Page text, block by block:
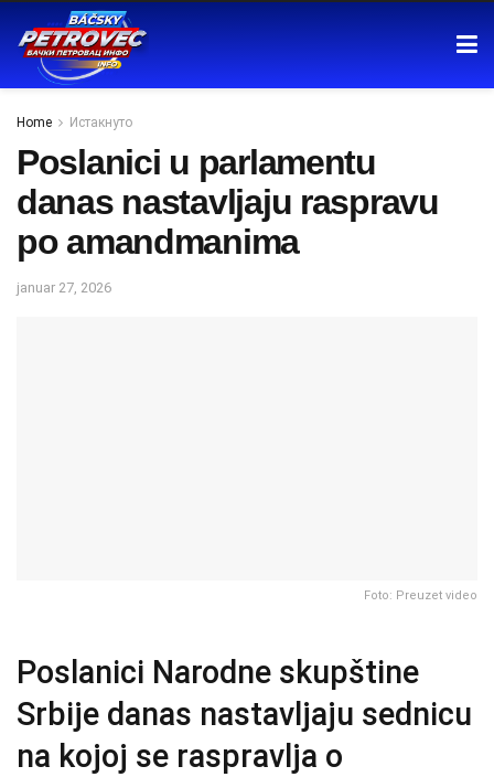
Home Истакнуто
Poslanici u parlamentu
danas nastavljaju raspravu
po amandmanima
januar 27, 2026
Foto: Preuzet video
Poslanici Narodne skupštine
Srbije danas nastavljaju sednicu
na kojoj se raspravlja o